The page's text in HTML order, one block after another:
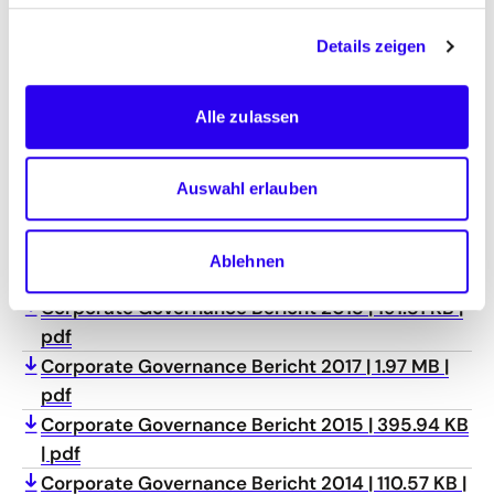
Details zeigen
Alle zulassen
Auswahl erlauben
Ablehnen
Public Corporate Governance Bericht 2023
pdf
Corporate Governance Bericht 2020
pdf
Corporate Governance Bericht 2019
Corporate Governance Bericht 2018 191.81 KB
pdf
Corporate Governance Bericht 2017 1.97 MB
pdf
Corporate Governance Bericht 2015
395.94 KB
pdf
Corporate Governance Bericht 2014 110.57 KB